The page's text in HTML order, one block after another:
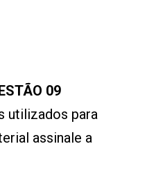
09
utilizados para
assinale a